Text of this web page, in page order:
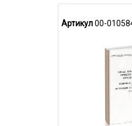
Артикул00-